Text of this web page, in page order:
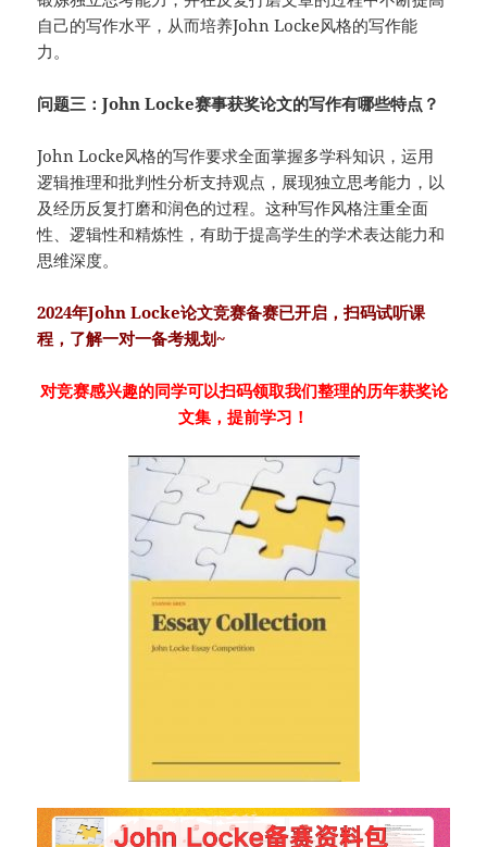
自己的写作水平，从而培养John Locke风格的写作能
力。
问题三：John Locke赛事获奖论文的写作有哪些特点？
John Locke风格的写作要求全面掌握多学科知识，运用
逻辑推理和批判性分析支持观点，展现独立思考能力，以
及经历反复打磨和润色的过程。这种写作风格注重全面
性、逻辑性和精炼性，有助于提高学生的学术表达能力和
思维深度。
2024年John Locke论文竞赛备赛已开启，扫码试听课
程，了解一对一备考规划~
对竞赛感兴趣的同学可以扫码领取我们整理的历年获奖论
文集，提前学习！